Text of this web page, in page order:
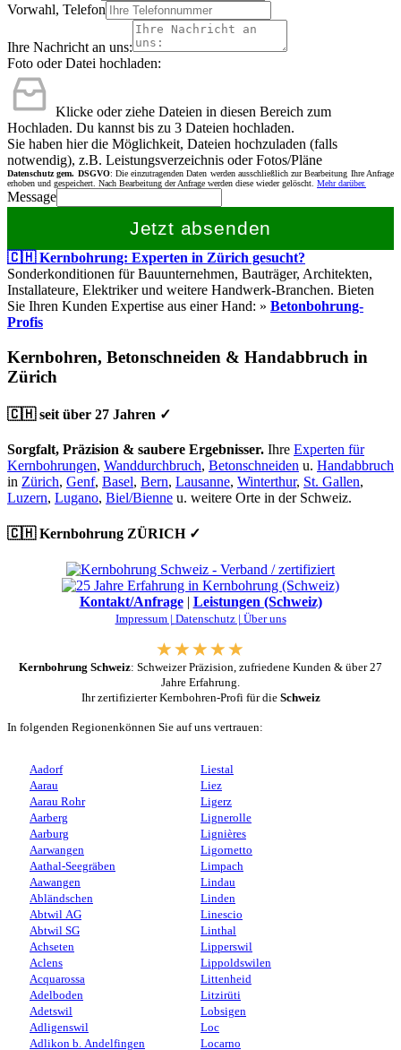
Vorwahl, Telefon
Ihre Nachricht an uns:
Foto oder Datei hochladen:
Klicke oder ziehe Dateien in diesen Bereich zum
Hochladen. Du kannst bis zu 3 Dateien hochladen.
Sie haben hier die Möglichkeit, Dateien hochzuladen (falls
notwendig), z.B. Leistungsverzeichnis oder Fotos/Pläne
Datenschutz gem. DSGVO: Die einzutragenden Daten werden ausschließlich zur Bearbeitung Ihre Anfrage
erhoben und gespeichert. Nach Bearbeitung der Anfrage werden diese wieder gelöscht. Mehr darüber.
Message
Jetzt absenden
🇨🇭 Kernbohrung: Experten in Zürich gesucht?
Sonderkonditionen für Bauunternehmen, Bauträger, Architekten,
Installateure, Elektriker und weitere Handwerk-Branchen. Bieten
Sie Ihren Kunden Expertise aus einer Hand: » Betonbohrung-
Profis
Kernbohren, Betonschneiden & Handabbruch in
Zürich
🇨🇭 seit über 27 Jahren ✓
Sorgfalt, Präzision & saubere Ergebnisser. Ihre Experten für
Kernbohrungen, Wanddurchbruch, Betonschneiden u. Handabbruch
in Zürich, Genf, Basel, Bern, Lausanne, Winterthur, St. Gallen,
Luzern, Lugano, Biel/Bienne u. weitere Orte in der Schweiz.
🇨🇭 Kernbohrung ZÜRICH ✓
Kontakt/Anfrage| Leistungen (Schweiz)
Impressum | Datenschutz | Über uns
Kernbohrung Schweiz: Schweizer Präzision, zufriedene Kunden & über 27
Jahre Erfahrung.
Ihr zertifizierter Kernbohren-Profi für die Schweiz
In folgenden Regionenkönnen Sie auf uns vertrauen:
Aadorf
Aarau
Aarau Rohr
Aarberg
Aarburg
Aarwangen
Aathal-Seegräben
Aawangen
Abländschen
Abtwil AG
Abtwil SG
Achseten
Aclens
Acquarossa
Adelboden
Adetswil
Adligenswil
Adlikon b. Andelfingen
Liestal
Liez
Ligerz
Lignerolle
Lignières
Ligornetto
Limpach
Lindau
Linden
Linescio
Linthal
Lipperswil
Lippoldswilen
Littenheid
Litzirüti
Lobsigen
Loc
Locarno